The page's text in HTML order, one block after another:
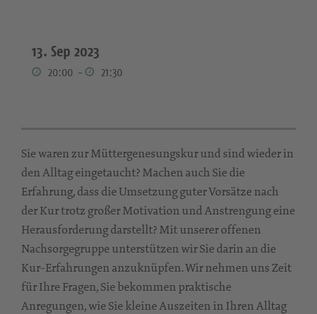
13. Sep 2023
20:00 - 21:30
Sie waren zur Müttergenesungskur und sind wieder in
den Alltag eingetaucht? Machen auch Sie die
Erfahrung, dass die Umsetzung guter Vorsätze nach
der Kur trotz großer Motivation und Anstrengung eine
Herausforderung darstellt? Mit unserer offenen
Nachsorgegruppe unterstützen wir Sie darin an die
Kur-Erfahrungen anzuknüpfen. Wir nehmen uns Zeit
für Ihre Fragen, Sie bekommen praktische
Anregungen, wie Sie kleine Auszeiten in Ihren Alltag